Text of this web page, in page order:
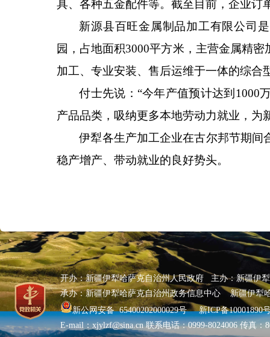
具、各种五金配件等。截至目前，企业订
新源县百旺金属制品加工有限公司
园，占地面积3000平方米，主营金属精
加工、专业安装、售后运维于一体的综合
付士先说： “今年产值预计达到1000
产品品类，吸纳更多本地劳动力就业，为
伊犁各生产加工企业在古尔邦节期间
稳产增产、带动就业的良好势头。
开办：新疆伊犁哈萨克自治州人民政府 主办：新疆伊
承办：新疆伊犁哈萨克自治州政务信息中心 新疆伊犁
新公网安备 65400202000029号
新ICP备10001890
E-mail：xjylzf@sina.cn 联系电话：0999-8024006 传真